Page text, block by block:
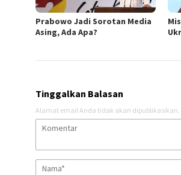
Prabowo Jadi Sorotan Media
Asing, Ada Apa?
Tinggalkan Balasan
Alamat email Anda tidak akan dipublikasikan.